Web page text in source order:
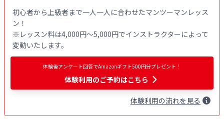
初心者から上級者まで一人一人に合わせたマンツーマンレッス
ン！
※レッスン料は4,000円〜5,000円でインストラクターによって
変動いたします。
体験後アンケート回答でAmazonギフト500円分プレゼント！
体験利用のご予約はこちら
体験利用の流れを見る